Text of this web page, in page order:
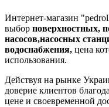
Интернет-магазин
выбор поверхностных,
насосов,насосных
водоснабжения, цена
использования.
Действуя на рынке
доверие клиентов
цене и своевременной